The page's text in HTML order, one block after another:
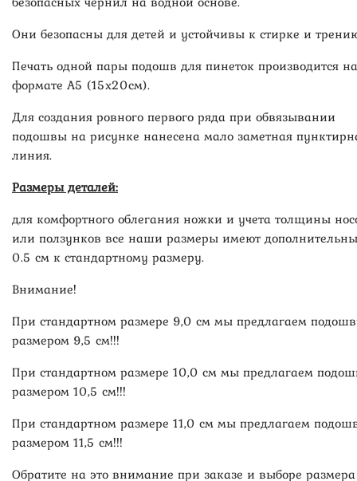
Они безопасны для детей и устойчивы к стирке и
Печать одной пары подошв для пинеток производится на
формате А5 (15х20см).
Для создания ровного первого ряда при обвязывании
подошвы на рисунке нанесена мало заметная
линия.
Размеры деталей:
для комфортного облегания ножки и учета толщины
или ползунков все наши размеры имеют
0.5 см к стандартному размеру.
Внимание!
При стандартном размере 9,0 см мы предлагаем
размером 9,5 см!!!
При стандартном размере 10,0 см мы предлагаем
размером 10,5 см!!!
При стандартном размере 11,0 см мы предлагаем
размером 11,5 см!!!
Обратите на это внимание при заказе и выборе размера